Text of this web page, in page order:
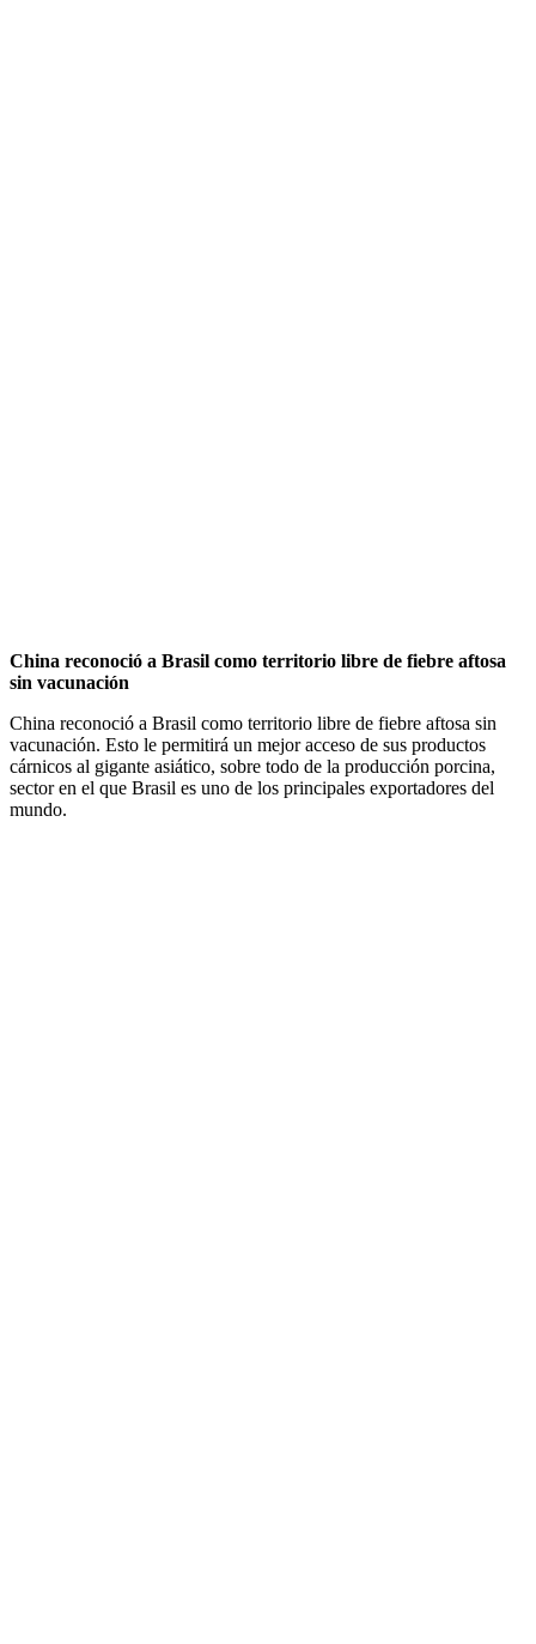
China reconoció a Brasil como territorio libre de fiebre aftosa
sin vacunación
China reconoció a Brasil como territorio libre de fiebre aftosa sin
vacunación. Esto le permitirá un mejor acceso de sus productos
cárnicos al gigante asiático, sobre todo de la producción porcina,
sector en el que Brasil es uno de los principales exportadores del
mundo.